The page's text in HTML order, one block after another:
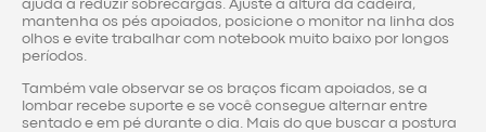
ajuda a reduzir sobrecargas. Ajuste a altura da cadeira,
mantenha os pés apoiados, posicione o monitor na linha dos
olhos e evite trabalhar com notebook muito baixo por longos
períodos.
Também vale observar se os braços ficam apoiados, se a
lombar recebe suporte e se você consegue alternar entre
sentado e em pé durante o dia. Mais do que buscar a postura